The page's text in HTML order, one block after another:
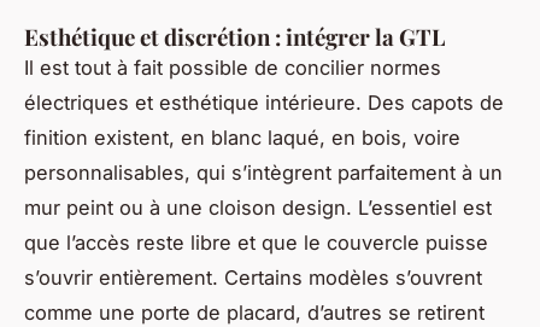
Esthétique et discrétion : intégrer la GTL
Il est tout à fait possible de concilier normes
électriques et esthétique intérieure. Des capots de
finition existent, en blanc laqué, en bois, voire
personnalisables, qui s’intègrent parfaitement à un
mur peint ou à une cloison design. L’essentiel est
que l’accès reste libre et que le couvercle puisse
s’ouvrir entièrement. Certains modèles s’ouvrent
comme une porte de placard, d’autres se retirent